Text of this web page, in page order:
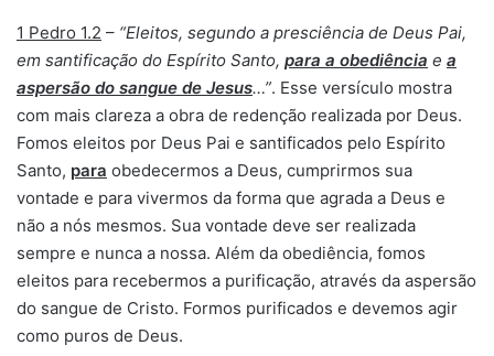
1 Pedro 1.2 – “Eleitos, segundo a presciência de Deus Pai,
em santificação do Espírito Santo, para a obediência e a
aspersão do sangue de Jesus…”. Esse versículo mostra
com mais clareza a obra de redenção realizada por Deus.
Fomos eleitos por Deus Pai e santificados pelo Espírito
Santo, para obedecermos a Deus, cumprirmos sua
vontade e para vivermos da forma que agrada a Deus e
não a nós mesmos. Sua vontade deve ser realizada
sempre e nunca a nossa. Além da obediência, fomos
eleitos para recebermos a purificação, através da aspersão
do sangue de Cristo. Formos purificados e devemos agir
como puros de Deus.